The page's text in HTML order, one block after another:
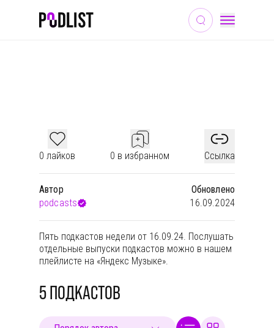
0 лайков 0 в избранном Ссылка
Автор
podcasts
Обновлено
16.09.2024
Пять подкастов недели от 16.09.24. Послушать
отдельные выпуски подкастов можно в нашем
плейлисте на «Яндекс Музыке».
5ПОДКАСТОВ